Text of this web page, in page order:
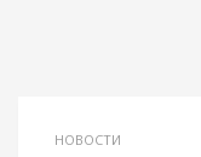
НОВОСТИ